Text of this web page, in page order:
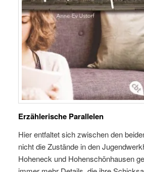
Erzählerische Parallelen
Hier entfaltet sich zwischen den
nicht die Zustände in den
Hoheneck und Hohenschönhausen